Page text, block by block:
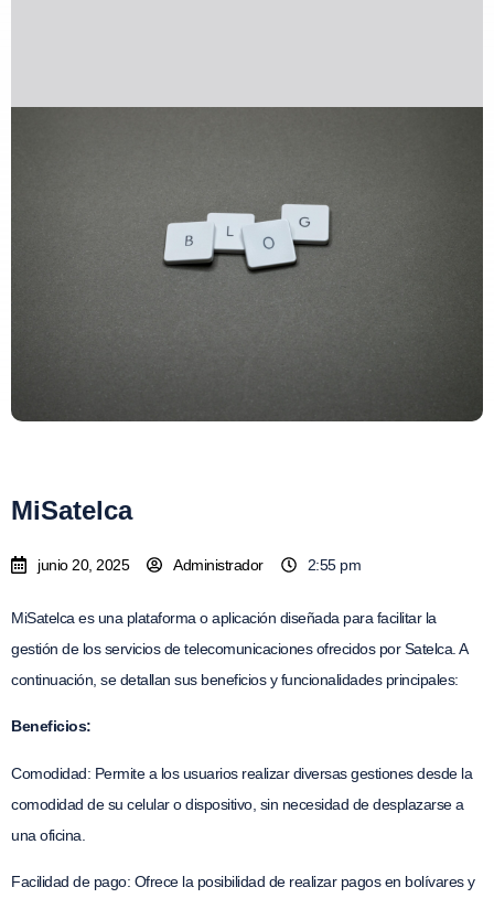
MiSatelca
junio 20, 2025 Administrador 2:55 pm
MiSatelca es una plataforma o aplicación diseñada para facilitar la
gestión de los servicios de telecomunicaciones ofrecidos por Satelca. A
continuación, se detallan sus beneficios y funcionalidades principales:
Beneficios:
Comodidad: Permite a los usuarios realizar diversas gestiones desde la
comodidad de su celular o dispositivo, sin necesidad de desplazarse a
una oficina.
Facilidad de pago: Ofrece la posibilidad de realizar pagos en bolívares y